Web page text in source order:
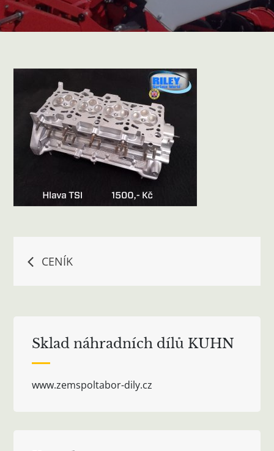
Navigace
CENÍK
Sklad náhradních dílů KUHN
www.zemspoltabor-dily.cz